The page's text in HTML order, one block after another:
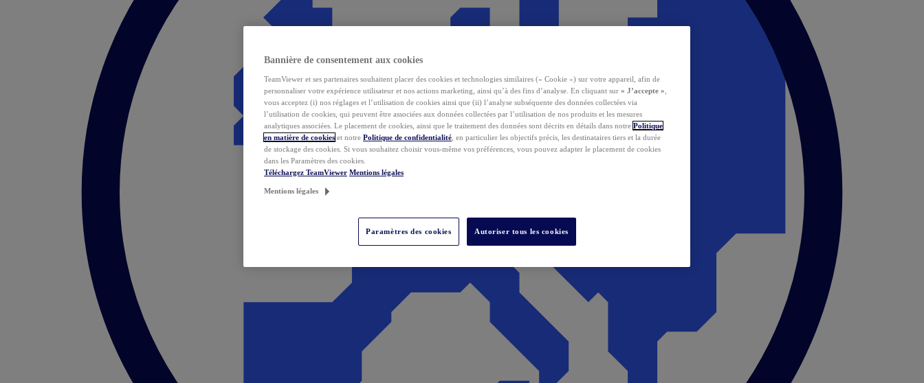
Bannière de consentement aux cookies
TeamViewer et ses partenaires souhaitent placer des cookies et technologies similaires (« Cookie ») sur votre appareil, afin de
personnaliser votre expérience utilisateur et nos actions marketing, ainsi qu’à des fins d’analyse. En cliquant sur « J’accepte »
vous acceptez (i) nos réglages et l’utilisation de cookies ainsi que (ii) l’analyse subséquente des données collectées via
l’utilisation de cookies, qui peuvent être associées aux données collectées par l’utilisation de nos produits et les mesures
analytiques associées. Le placement de cookies, ainsi que le traitement des données sont décrits en détails dans notre Politique
en matière de cookies et notre Politique de confidentialité , en particulier les objectifs précis, les destinataires tiers et la durée
de stockage des cookies. Si vous souhaitez choisir vous-même vos préférences, vous pouvez adapter le placement de cookies
dans les Paramètres des cookies.
Téléchargez TeamViewer Mentions légales
Mentions légales
Paramètres des cookies Autoriser tous les cookies